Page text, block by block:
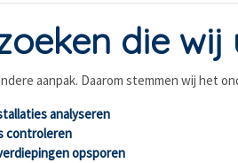
die
aanpak. Daarom stemmen wij het
analyseren
controleren
opsporen